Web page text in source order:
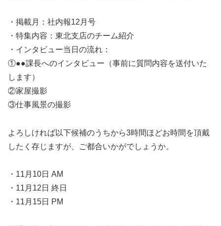
・掲載月：社内報12月号
・特集内容：東北支店のチーム紹介
・インタビュー当日の流れ：
①●●課長へのインタビュー（事前に質問内容を送付いた
します）
②家屋撮影
③仕事風景の撮影
よろしければ以下候補のうちから3時間ほどお時間を頂戴
したく存じますが、ご都合いかがでしょうか。
・11月10日 AM
・11月12日 終日
・11月15日 PM